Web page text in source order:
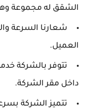
الشقق له مجموعة
شعارنا السرعة
العميل.
تتوفر بالشركة
داخل مقر الشركة.
تتميز الشركة